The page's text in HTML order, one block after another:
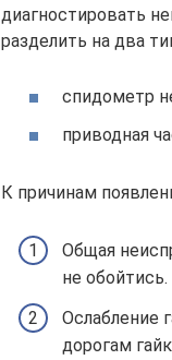
диагностировать
разделить на два
спидометр
приводная
К причинам
Общая
не обойтись.
Ослабление
дорогам